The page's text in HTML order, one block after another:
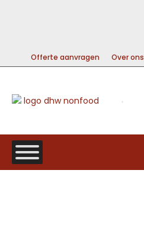
Offerte aanvragen Over ons